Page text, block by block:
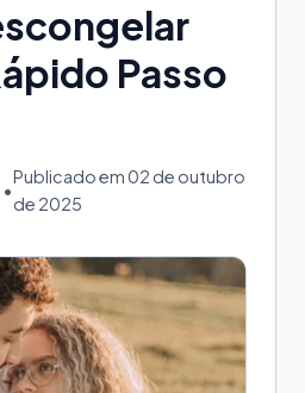
Passo
•
Publicado em 02 de outubro
de 2025